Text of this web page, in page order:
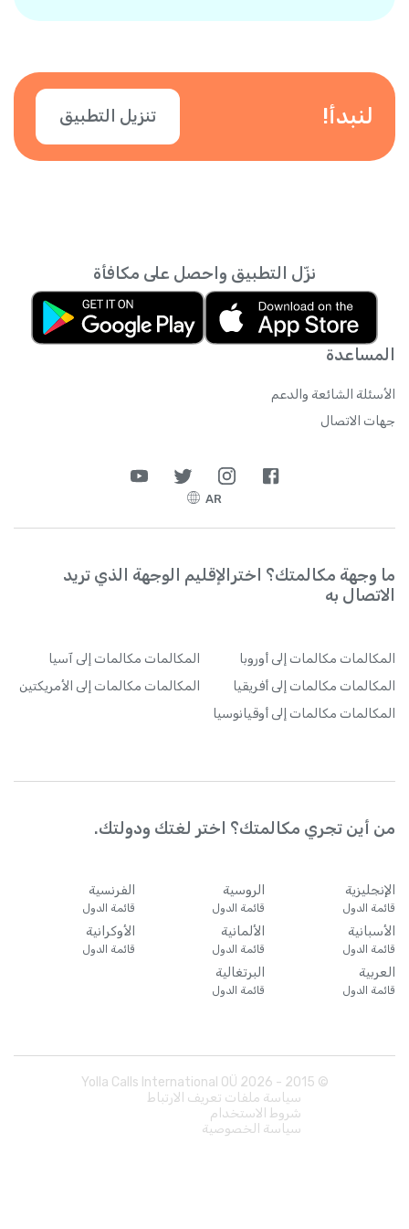
لنبدأ! تنزيل التطبيق
المساعدة
الأسئلة الشائعة والدعم
جهات الاتصال
نزّل التطبيق واحصل على مكافأة
AR
ما وجهة مكالمتك؟ اخترالإقليم الوجهة الذي تريد
الاتصال به
المكالمات مكالمات إلى أوروبا المكالمات مكالمات إلى آسيا
المكالمات مكالمات إلى أفريقيا المكالمات مكالمات إلى الأمريكتين
المكالمات مكالمات إلى أوقيانوسيا
من أين تجري مكالمتك؟ اختر لغتك ودولتك.
الإنجليزية
قائمة الدول
الروسية
قائمة الدول
الفرنسية
قائمة الدول
الأسبانية
قائمة الدول
الألمانية
قائمة الدول
الأوكرانية
قائمة الدول
العربية
قائمة الدول
البرتغالية
قائمة الدول
© 2015 -
2026
سياسة ملفات تعريف الارتباط
شروط الاستخدام
سياسة الخصوصية